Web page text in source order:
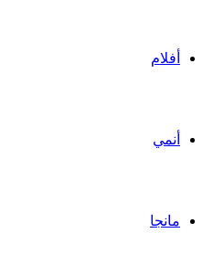
أفلام
أنمي
مانجا